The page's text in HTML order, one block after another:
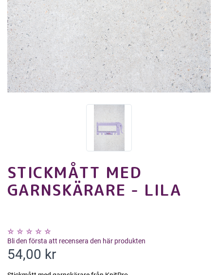
STICKMÅTT MED
GARNSKÄRARE - LILA
Bli den första att recensera den här produkten
54,00 kr